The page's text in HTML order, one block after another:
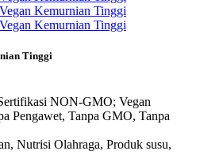
Tinggi
NON-GMO; Vegan
Pengawet, Tanpa GMO, Tanpa
Nutrisi Olahraga, Produk susu,